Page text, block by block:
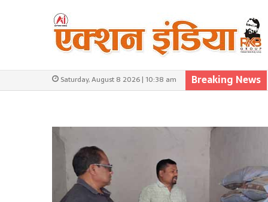
Saturday, August 8 2026 | 10:38 am Breaking News